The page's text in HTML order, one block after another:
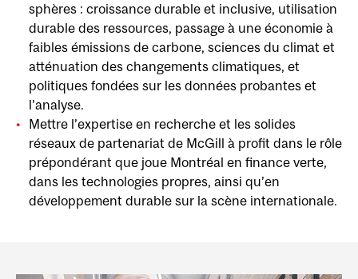
sphères : croissance durable et inclusive, utilisation
durable des ressources, passage à une économie à
faibles émissions de carbone, sciences du climat et
atténuation des changements climatiques, et
politiques fondées sur les données probantes et
l’analyse.
Mettre l’expertise en recherche et les solides
réseaux de partenariat de McGill à profit dans le rôle
prépondérant que joue Montréal en finance verte,
dans les technologies propres, ainsi qu’en
développement durable sur la scène internationale.